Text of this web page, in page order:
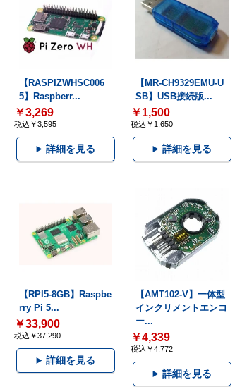
【RASPIZWHSC006
5】Raspberr...
￥3,269
税込￥3,595
詳細を見る
【MR-CH9329EMU-U
SB】USB接続版...
￥1,500
税込￥1,650
詳細を見る
【RPI5-8GB】Raspbe
rry Pi 5...
￥33,900
税込￥37,290
詳細を見る
【AMT102-V】一体型
インクリメントエンコ
ー...
￥4,339
税込￥4,772
詳細を見る